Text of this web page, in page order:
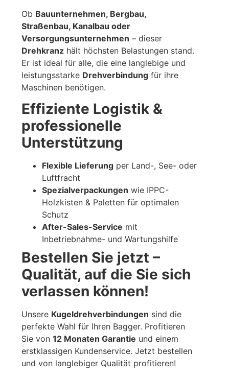
Ob Bauunternehmen, Bergbau,
Straßenbau, Kanalbau oder
Versorgungsunternehmen – dieser
Drehkranz hält höchsten Belastungen stand.
Er ist ideal für alle, die eine langlebige und
leistungsstarke Drehverbindung für ihre
Maschinen benötigen.
Effiziente Logistik &
professionelle
Unterstützung
Flexible Lieferung per Land-, See- oder
Luftfracht
Spezialverpackungen wie IPPC-
Holzkisten & Paletten für optimalen
Schutz
After-Sales-Service mit
Inbetriebnahme- und Wartungshilfe
Bestellen Sie jetzt –
Qualität, auf die Sie sich
verlassen können!
Unsere Kugeldrehverbindungen sind die
perfekte Wahl für Ihren Bagger. Profitieren
Sie von12 Monaten Garantie und einem
erstklassigen Kundenservice. Jetzt bestellen
und von langlebiger Qualität profitieren!